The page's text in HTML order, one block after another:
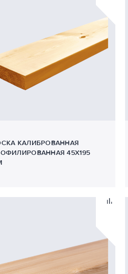
КАЛИБРОВАННАЯ
45Х195